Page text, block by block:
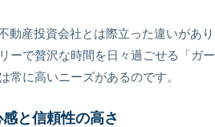
動産投資会社とは際立った違いがあ
ーで贅沢な時間を日々過ごせる「ガ
常に高いニーズがあるのです。
感と信頼性の高さ